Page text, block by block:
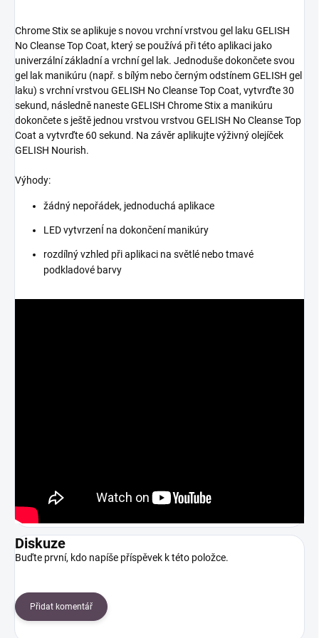
Chrome Stix se aplikuje s novou vrchní vrstvou gel laku GELISH
No Cleanse Top Coat, který se používá při této aplikaci jako
univerzální základní a vrchní gel lak. Jednoduše dokončete svou
gel lak manikúru (např. s ​​bílým nebo černým odstínem GELISH gel
laku) s vrchní vrstvou GELISH No Cleanse Top Coat, vytvrďte 30
sekund, následně naneste GELISH Chrome Stix a manikúru
dokončete s ještě jednou vrstvou vrstvou GELISH No Cleanse Top
Coat a vytvrďte 60 sekund. Na závěr aplikujte výživný olejíček
GELISH Nourish.
Výhody:
žádný nepořádek, jednoduchá aplikace
LED vytvrzenÍ na dokončení manikúry
rozdílný vzhled při aplikaci na světlé nebo tmavé
podkladové barvy
Diskuze
Buďte první, kdo napíše příspěvek k této položce.
Přidat komentář